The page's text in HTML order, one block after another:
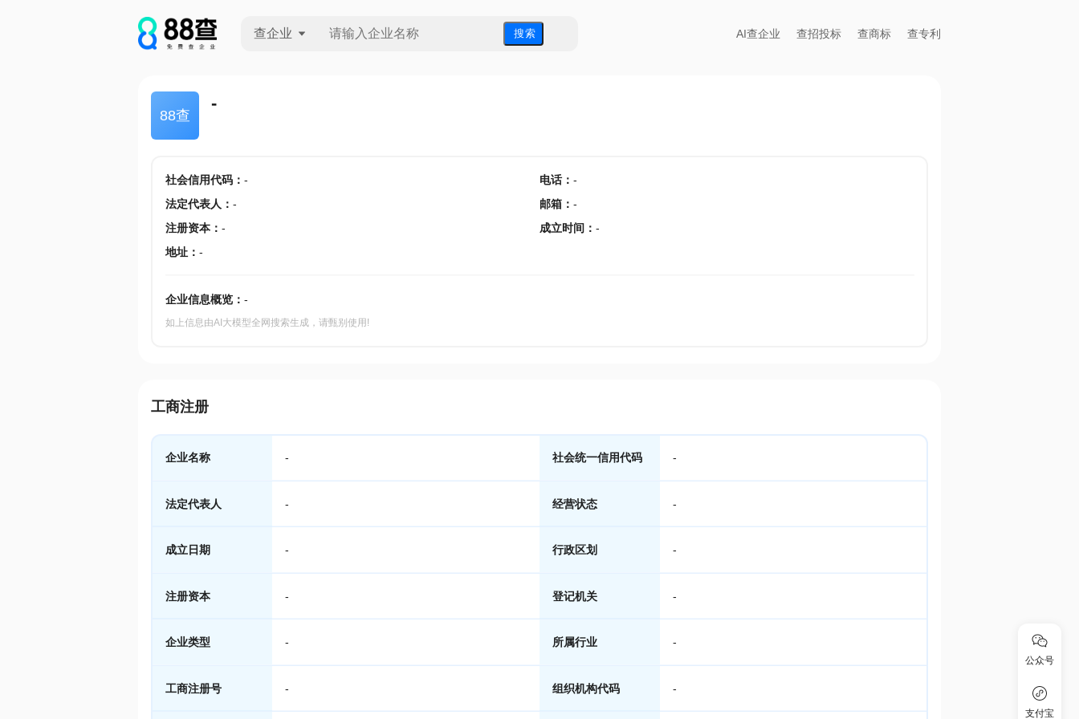
查企业 搜 索 AI查企业 查招投标 查商标 查专利
88查
-
社会信用代码： - 电话： -
法定代表人 ： - 邮箱 ： -
注册资本： - 成立时间 ： -
地址： -
企业信息概览： -
如上信息由AI大模型全网搜索生成，请甄别使用!
工商注册
企业名称 - 社会统一信用代码 -
法定代表人 - 经营状态 -
成立日期 - 行政区划 -
注册资本 - 登记机关 -
企业类型 - 所属行业 -
工商注册号 - 组织机构代码 -
公众号
支付宝